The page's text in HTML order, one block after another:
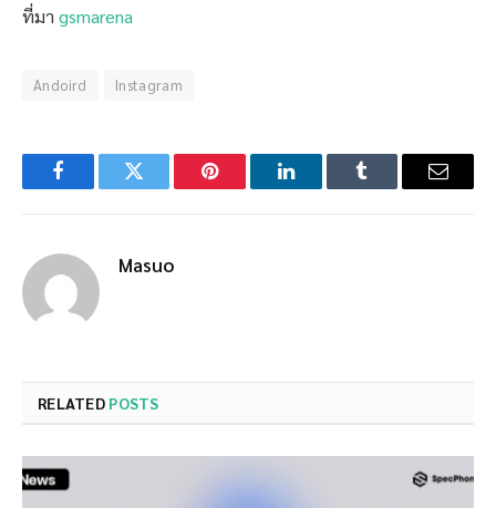
ที่มา gsmarena
Andoird Instagram
FacebookTwitter Pinterest LinkedInTumblr Email
Masuo
RELATED POSTS